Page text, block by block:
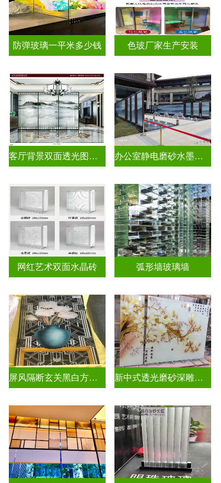
防弹玻璃一平米多少钱 色玻厂家生产安装
客厅背景双面透光图案水墨山水画玻璃 办公室静电磨砂水墨山水画玻璃
网红艺术双面水晶砖 弧形墙玻璃墙
屏风隔断玄关黑白方块深雕双面效果 新中式透光磨砂深雕浮雕玻璃